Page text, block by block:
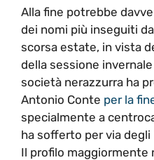
Alla fine potrebbe
dei nomi più inseguiti
scorsa estate, in vista
della sessione
società nerazzurra ha
Antonio Conte per la
specialmente a
ha sofferto per via
Il profilo maggiormente